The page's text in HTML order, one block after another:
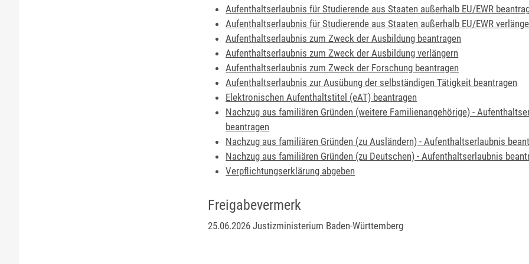
Aufenthaltserlaubnis für Studierende aus Staaten außerhalb EU/EWR
Aufenthaltserlaubnis für Studierende aus Staaten außerhalb EU/EWR
Aufenthaltserlaubnis zum Zweck der Ausbildung beantragen
Aufenthaltserlaubnis zum Zweck der Ausbildung verlängern
Aufenthaltserlaubnis zum Zweck der Forschung beantragen
Aufenthaltserlaubnis zur Ausübung der selbständigen Tätigkeit beantragen
Elektronischen Aufenthaltstitel (eAT) beantragen
Nachzug aus familiären Gründen (weitere Familienangehörige) -
beantragen
Nachzug aus familiären Gründen (zu Ausländern) - Aufenthaltserlaubnis
Nachzug aus familiären Gründen (zu Deutschen) - Aufenthaltserlaubnis
Verpflichtungserklärung abgeben
Freigabevermerk
25.06.2026 Justizministerium Baden-Württemberg